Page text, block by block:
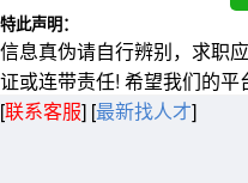
特此声明：
信息真伪请自行辨别，求职
证或连带责任! 希望我们的平
[联系客服] [最新找人才]